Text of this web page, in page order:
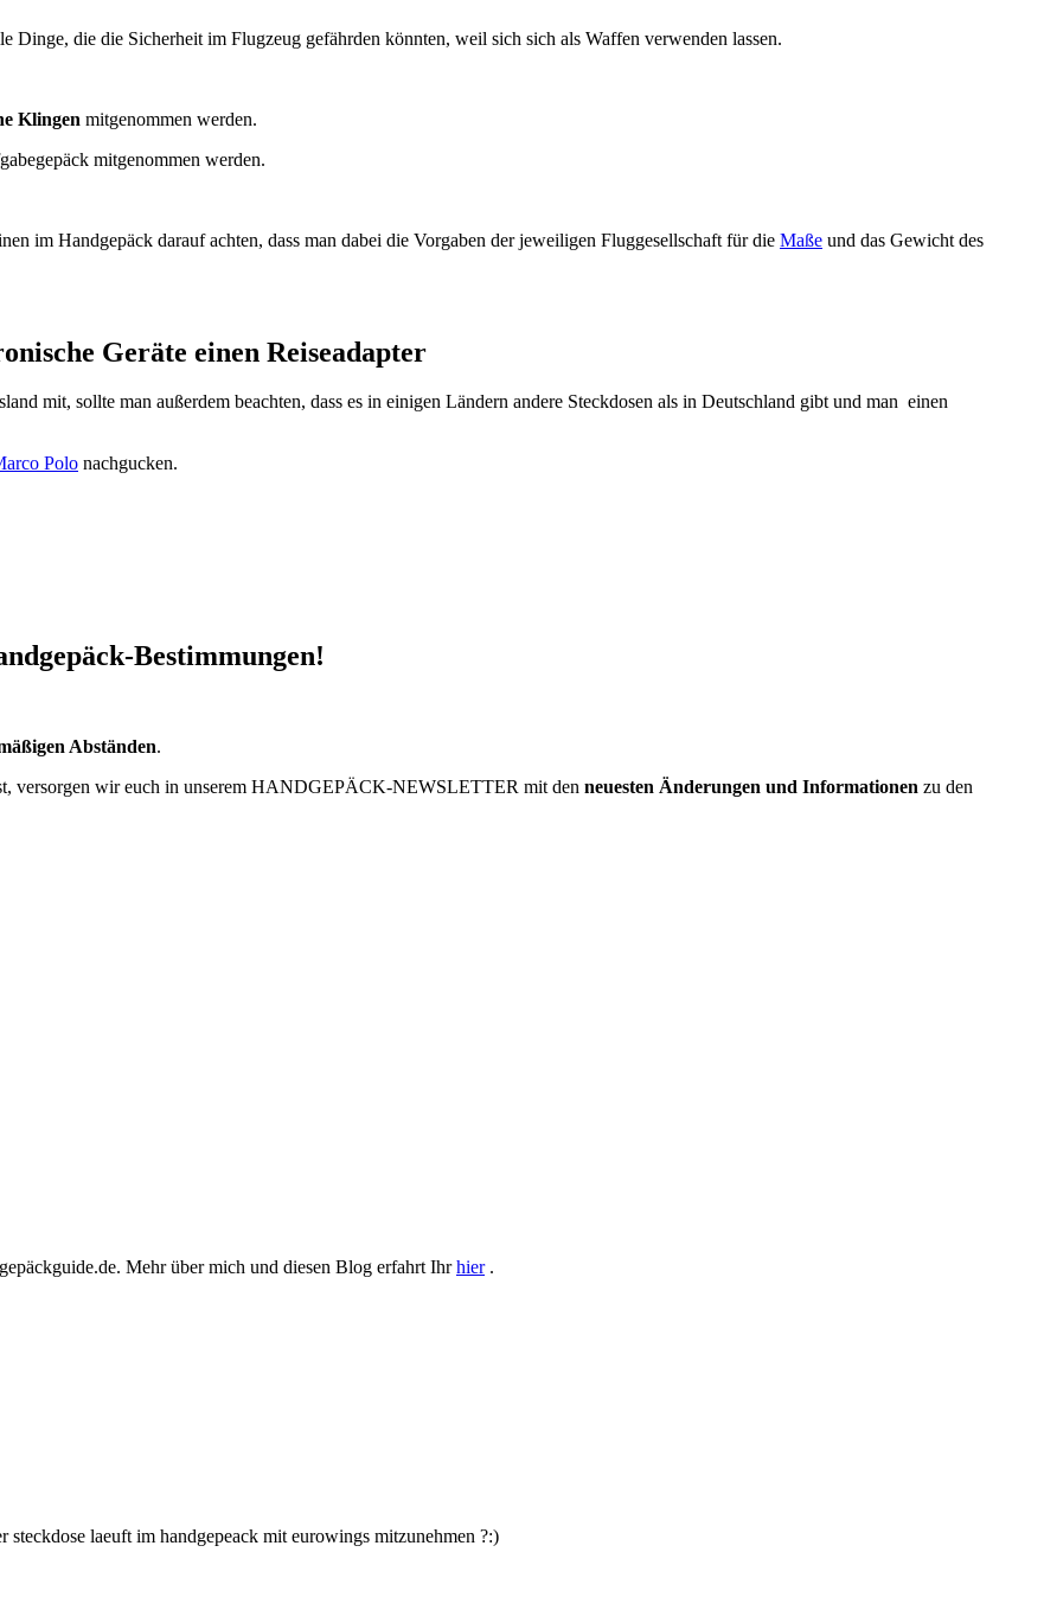
Dinge, die die Sicherheit im Flugzeug gefährden könnten, weil sich sich als Waffen verwenden lassen.
Klingen mitgenommen werden.
mitgenommen werden.
im Handgepäck darauf achten, dass man dabei die Vorgaben der jeweiligen Fluggesellschaft für die Maße und das Gewicht des
Geräte einen Reiseadapter
mit, sollte man außerdem beachten, dass es in einigen Ländern andere Steckdosen als in Deutschland gibt und man einen
Polo nachgucken.
Bestimmungen!
Abständen.
versorgen wir euch in unserem HANDGEPÄCK-NEWSLETTER mit den neuesten Änderungen und Informationen zu den
Mehr über mich und diesen Blog erfahrt Ihrhier.
laeuft im handgepeack mit eurowings mitzunehmen ?:)